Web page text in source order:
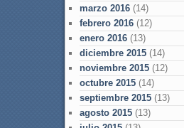
marzo 2016(14)
febrero 2016(12)
enero 2016(13)
diciembre 2015(14)
noviembre 2015(12)
octubre 2015(14)
septiembre 2015(13)
agosto 2015(13)